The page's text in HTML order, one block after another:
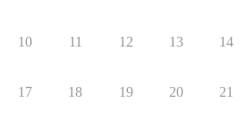
10 11 12 13 14
17 18 19 20 21